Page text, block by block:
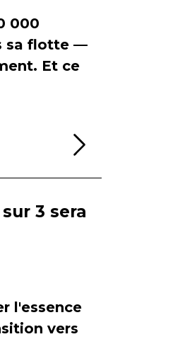
000
sa flotte —
Et ce
3 sera
l'essence
vers